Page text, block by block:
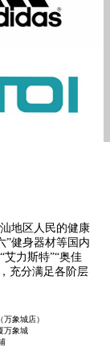
地区人民的健康
”健身器材等国内
艾力斯特”“奥佳
充分满足各阶层
象城店）
万象城